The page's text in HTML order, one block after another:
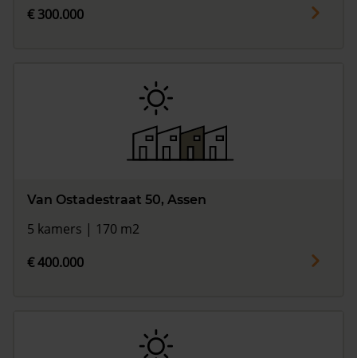
€ 300.000
Van Ostadestraat 50, Assen
5 kamers | 170 m2
€ 400.000